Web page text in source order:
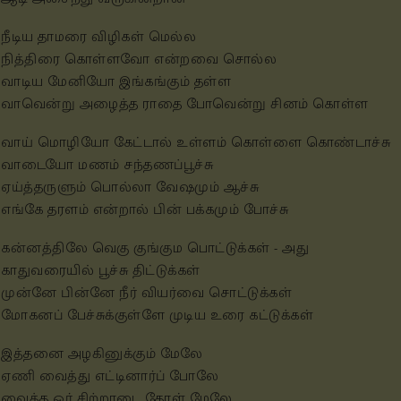
நீடிய தாமரை விழிகள் மெல்ல
நித்திரை கொள்ளவோ என்றவை சொல்ல
வாடிய மேனியோ இங்கங்கும் தள்ள
வாவென்று அழைத்த ராதை போவென்று சினம் கொள்ள
வாய் மொழியோ கேட்டால் உள்ளம் கொள்ளை கொண்டாச்சு
வாடையோ மணம் சந்தணப்பூச்சு
ஏய்த்தருளும் பொல்லா வேஷமும் ஆச்சு
எங்கே தரளம் என்றால் பின் பக்கமும் போச்சு
கன்னத்திலே வெகு குங்கும பொட்டுக்கள் - அது
காதுவரையில் பூச்சு திட்டுக்கள்
முன்னே பின்னே நீர் வியர்வை சொட்டுக்கள்
மோகனப் பேச்சுக்குள்ளே முடிய உரை கட்டுக்கள்
இத்தனை அழகினுக்கும் மேலே
ஏணி வைத்து எட்டினார்ப் போலே